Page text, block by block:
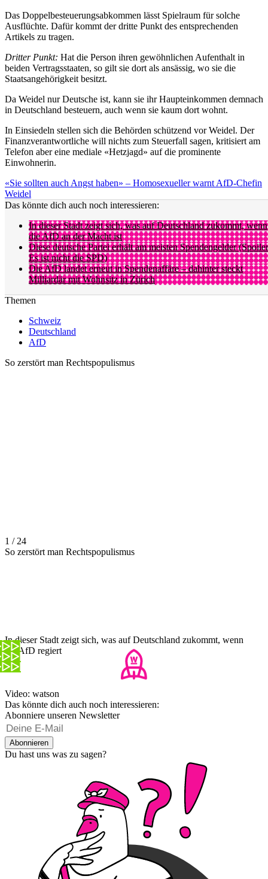
Das Doppelbesteuerungsabkommen lässt Spielraum für solche
Ausflüchte. Dafür kommt der dritte Punkt des entsprechenden
Artikels zu tragen.
Dritter Punkt: Hat die Person ihren gewöhnlichen Aufenthalt in
beiden Vertragsstaaten, so gilt sie dort als ansässig, wo sie die
Staatsangehörigkeit besitzt.
Da Weidel nur Deutsche ist, kann sie ihr Haupteinkommen demnach
in Deutschland besteuern, auch wenn sie kaum dort wohnt.
In Einsiedeln stellen sich die Behörden schützend vor Weidel. Der
Finanzverantwortliche will nichts zum Steuerfall sagen, kritisiert am
Telefon aber eine mediale «Hetzjagd» auf die prominente
Einwohnerin.
«Sie sollten auch Angst haben» – Homosexueller warnt AfD-Chefin
Weidel
Das könnte dich auch noch interessieren:
In dieser Stadt zeigt sich, was auf Deutschland zukommt, wenn
die AfD an der Macht ist
Diese deutsche Partei erhält am meisten Spendengelder
Es ist nicht die SPD)
Die AfD landet erneut in Spendenaffäre – dahinter steckt
Milliardär mit Wohnsitz in Zürich
Themen
Schweiz
Deutschland
AfD
So zerstört man Rechtspopulismus
1 / 24
So zerstört man Rechtspopulismus
In dieser Stadt zeigt sich, was auf Deutschland zukommt, wenn
die AfD regiert
Video: watson
Das könnte dich auch noch interessieren:
Abonniere unseren Newsletter
Abonnieren
Du hast uns was zu sagen?